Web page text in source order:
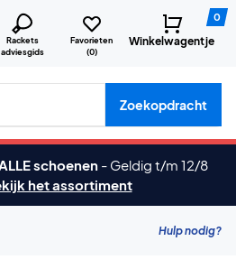
Rackets
adviesgids
Favorieten
(0)
0
Winkelwagentje
merken etc.
Zoekopdracht
schoenen - Geldig t/m 12/8
het assortiment
Hulp nodig?